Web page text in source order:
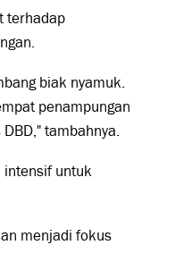
terhadap
biak nyamuk.
penampungan
tambahnya.
intensif untuk
menjadi fokus